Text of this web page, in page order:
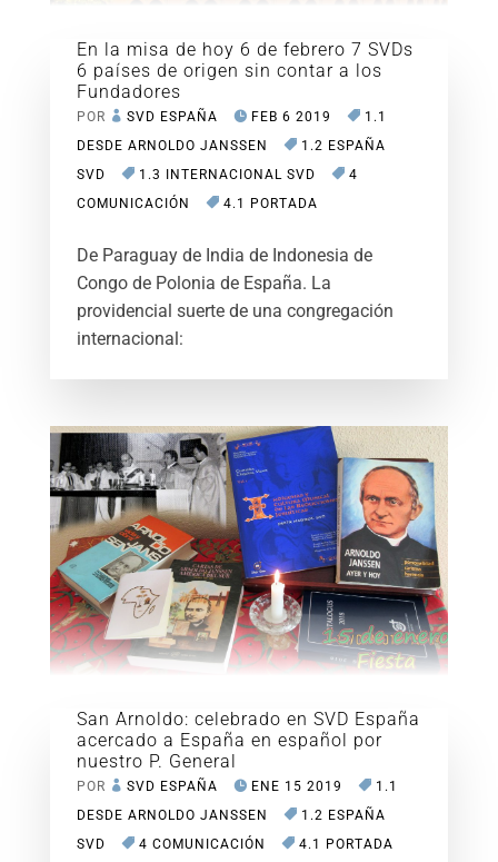
En la misa de hoy 6 de febrero 7 SVDs
6 países de origen sin contar a los
Fundadores
POR SVD ESPAÑA FEB 6 2019
1.1
DESDE ARNOLDO JANSSEN
1.2 ESPAÑA
SVD
1.3 INTERNACIONAL SVD
4
COMUNICACIÓN
4.1 PORTADA
De Paraguay de India de Indonesia de
Congo de Polonia de España. La
providencial suerte de una congregación
internacional:
San Arnoldo: celebrado en SVD España
acercado a España en español por
nuestro P. General
POR SVD ESPAÑA ENE 15 2019
1.1
DESDE ARNOLDO JANSSEN
1.2 ESPAÑA
SVD
4 COMUNICACIÓN
4.1 PORTADA